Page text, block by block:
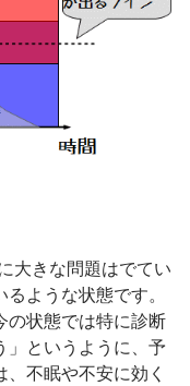
大きな問題はでてい
ような状態です。
の状態では特に診断
」というように、予
不眠や不安に効く